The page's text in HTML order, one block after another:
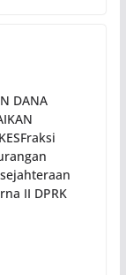
DANA
II DPRK